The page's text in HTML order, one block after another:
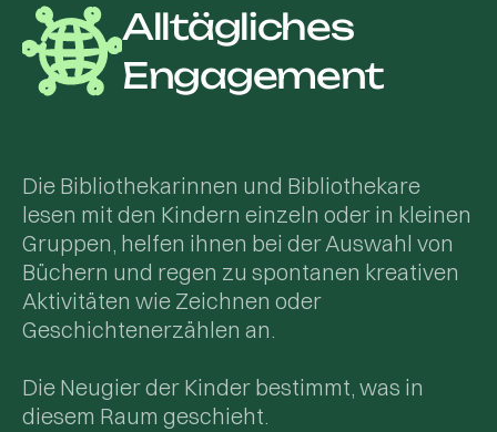
Alltägliches
Engagement
Die Bibliothekarinnen und Bibliothekare
lesen mit den Kindern einzeln oder in kleinen
Gruppen, helfen ihnen bei der Auswahl von
Büchern und regen zu spontanen kreativen
Aktivitäten wie Zeichnen oder
Geschichtenerzählen an.
Die Neugier der Kinder bestimmt, was in
diesem Raum geschieht.